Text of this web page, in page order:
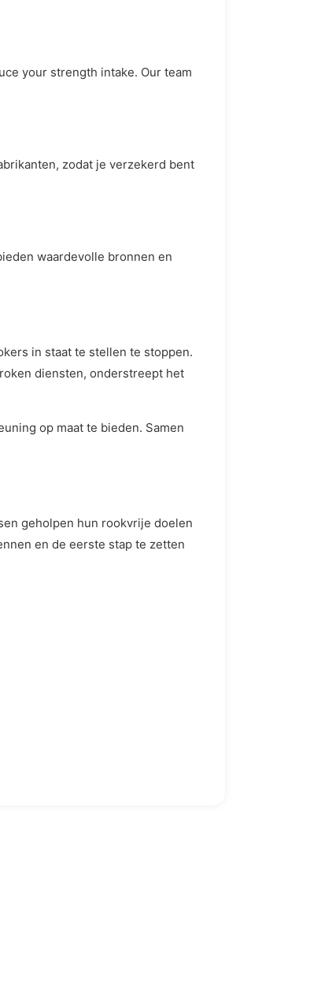
your strength intake. Our team
zodat je verzekerd bent
waardevolle bronnen en
in staat te stellen te stoppen.
diensten, onderstreept het
op maat te bieden. Samen
geholpen hun rookvrije doelen
en de eerste stap te zetten